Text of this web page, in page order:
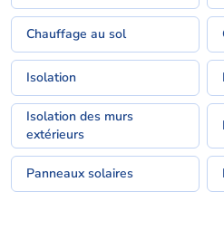
Chauffage au sol
Isolation
Isolation des murs
extérieurs
Panneaux solaires